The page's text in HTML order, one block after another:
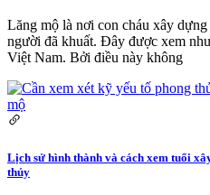
Lăng mộ là nơi con cháu xây
người đã khuất. Đây được xem
Việt Nam. Bởi điều này không
Lịch sử hình thành và cách xem tuổi
thủy